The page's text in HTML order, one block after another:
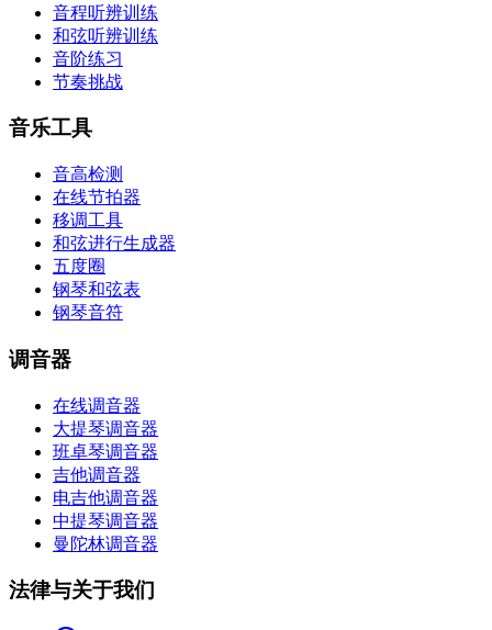
音程听辨训练
和弦听辨训练
音阶练习
节奏挑战
音乐工具
音高检测
在线节拍器
移调工具
和弦进行生成器
五度圈
钢琴和弦表
钢琴音符
调音器
在线调音器
大提琴调音器
班卓琴调音器
吉他调音器
电吉他调音器
中提琴调音器
曼陀林调音器
法律与关于我们